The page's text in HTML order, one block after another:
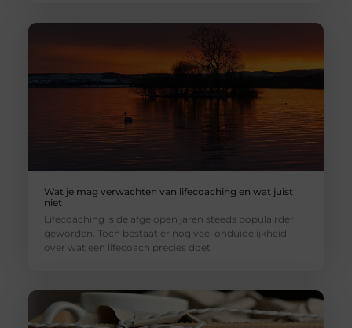
Wat je mag verwachten van lifecoaching en wat juist
niet
Lifecoaching is de afgelopen jaren steeds populairder
geworden. Toch bestaat er nog veel onduidelijkheid
over wat een lifecoach precies doet